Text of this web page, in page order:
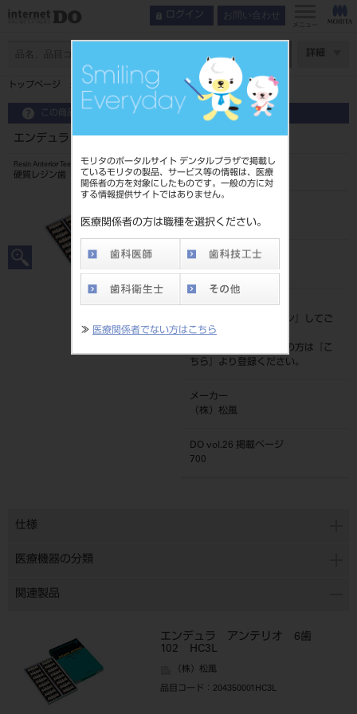
モリタのポータルサイト デンタルプラザで掲載し
ているモリタの製品、サービス等の情報は、医療
関係者の方を対象にしたものです。一般の方に対
する情報提供サイトではありません。
医療関係者の方は職種を選択ください。
≫ 医療関係者でない方はこちら
ログイン お問い合わせ
メニュー
詳細
トップページ エンデュラ アンテリオ 6歯 102 HO6U
この商品に関するお問い合わせ
エンデュラ アンテリオ 6歯 102 HO6U
Resin Anterior Teeth
硬質レジン歯
204350001HO6U
JAN/EANコード
標準価格
ログイン
』してご
覧ください。
ネット会員登録がまだの方は『
こ
ちら
』より登録ください。
メーカー
（株）松風
DO vol.26 掲載ページ
700
仕様
医療機器の分類
関連製品
エンデュラ アンテリオ 6歯
102 HC3L
（株）松風
品目コード ：204350001HC3L